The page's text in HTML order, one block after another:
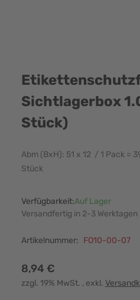
Sichtlagerbox
Stück)
Abm (BxH): 51 x 12 / 1 Pack =
Stück
Verfügbarkeit:Auf Lager
Versandfertig in 2-3 Werktagen
Artikelnummer: FO10-00-07
8,94 €
zzgl. 19% MwSt. , exkl.